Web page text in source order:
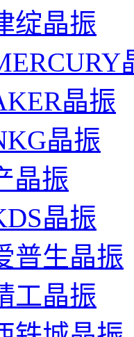
绽晶振
晶振
晶振
晶振
晶振
普生晶振
工晶振